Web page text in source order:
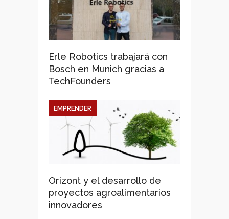
Erle Robotics trabajará con
Bosch en Munich gracias a
TechFounders
Orizont y el desarrollo de
proyectos agroalimentarios
innovadores
EMPRENDER